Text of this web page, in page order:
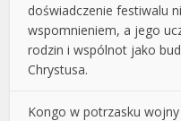
doświadczenie festiwalu
wspomnieniem, a jego
rodzin i wspólnot jako
Chrystusa.
Kongo w potrzasku